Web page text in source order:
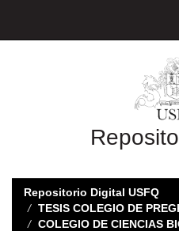
Repositorio Digital USFQ
TESIS COLEGIO DE
COLEGIO DE CIENCIAS